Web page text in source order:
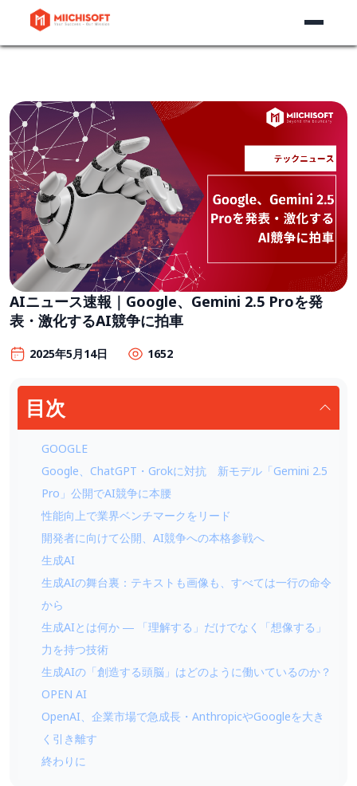
AIニュース速報｜Google、Gemini 2.5 Proを発
表・激化するAI競争に拍車
2025年5月14日 1652
目次
GOOGLE
Google、ChatGPT・Grokに対抗 新モデル「Gemini 2.5
Pro」公開でAI競争に本腰
性能向上で業界ベンチマークをリード
開発者に向けて公開、AI競争への本格参戦へ
生成AI
生成AIの舞台裏：テキストも画像も、すべては一行の命令
から
生成AIとは何か ― 「理解する」だけでなく「想像する」
力を持つ技術
生成AIの「創造する頭脳」はどのように働いているのか？
OPEN AI
OpenAI、企業市場で急成長・AnthropicやGoogleを大き
く引き離す
終わりに